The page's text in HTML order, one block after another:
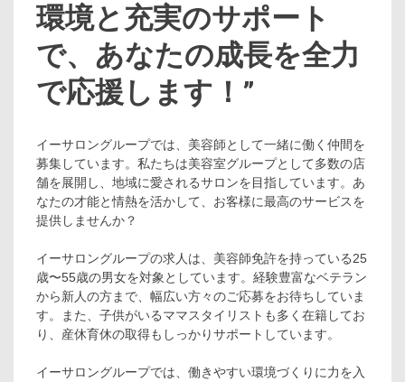
環境と充実のサポート
で、あなたの成長を全力
で応援します！”
イーサロングループでは、美容師として一緒に働く仲間を
募集しています。私たちは美容室グループとして多数の店
舗を展開し、地域に愛されるサロンを目指しています。あ
なたの才能と情熱を活かして、お客様に最高のサービスを
提供しませんか？
イーサロングループの求人は、美容師免許を持っている25
歳〜55歳の男女を対象としています。経験豊富なベテラン
から新人の方まで、幅広い方々のご応募をお待ちしていま
す。また、子供がいるママスタイリストも多く在籍してお
り、産休育休の取得もしっかりサポートしています。
イーサロングループでは、働きやすい環境づくりに力を入